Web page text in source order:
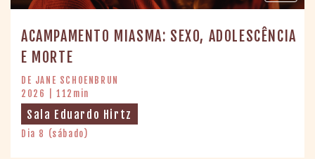
ACAMPAMENTO MIASMA: SEXO, ADOLESCÊNCIA
E MORTE
DE JANE SCHOENBRUN
2026 | 112min
Sala Eduardo Hirtz
Dia 8 (sábado)